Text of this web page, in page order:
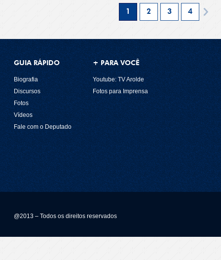
1 2 3 4
GUIA RÁPIDO
Biografia
Discursos
Fotos
Vídeos
Fale com o Deputado
+ PARA VOCÊ
Youtube: TV Arolde
Fotos para Imprensa
@2013 – Todos os direitos reservados